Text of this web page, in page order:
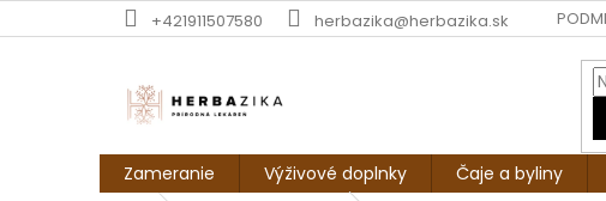
na
+421911507580 herbazika@herbazika.sk
Zameranie Výživové doplnky Čaje a byliny